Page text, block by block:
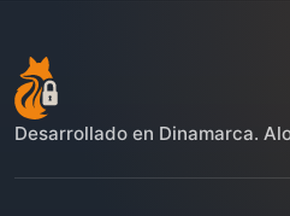
Desarrollado en Dinamarca.